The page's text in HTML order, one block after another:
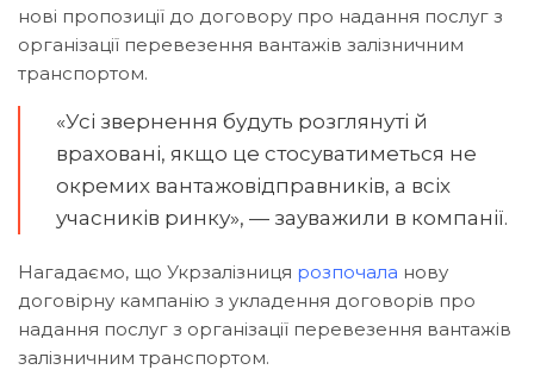
нові пропозиції до договору про надання послуг з
організації перевезення вантажів залізничним
транспортом.
«Усі звернення будуть розглянуті й
враховані, якщо це стосуватиметься не
окремих вантажовідправників, а всіх
учасників ринку», — зауважили в компанії.
Нагадаємо, що Укрзалізниця розпочала нову
договірну кампанію з укладення договорів про
надання послуг з організації перевезення вантажів
залізничним транспортом.